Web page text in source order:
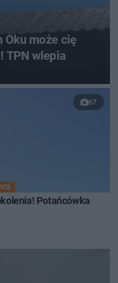
Oku może cię
TPN wlepia
67
Potańcówka